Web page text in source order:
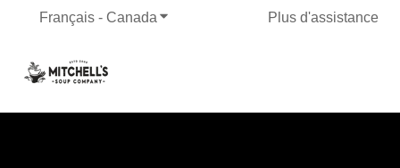
Français - Canada Afficher le sous-menu pour les
Plus d'assistance